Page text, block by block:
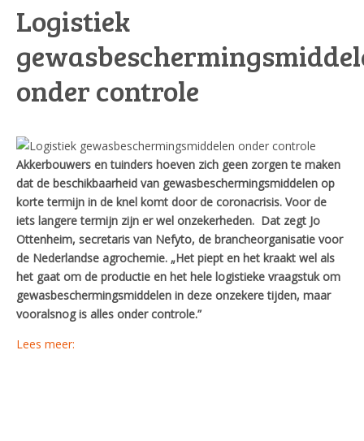
Logistiek
onder controle
Akkerbouwers en tuinders hoeven zich geen zorgen te maken
dat de beschikbaarheid van gewasbeschermingsmiddelen op
korte termijn in de knel komt door de coronacrisis. Voor de
iets langere termijn zijn er wel onzekerheden. Dat zegt Jo
Ottenheim, secretaris van Nefyto, de brancheorganisatie voor
de Nederlandse agrochemie. „Het piept en het kraakt wel als
het gaat om de productie en het hele logistieke vraagstuk om
gewasbeschermingsmiddelen in deze onzekere tijden, maar
vooralsnog is alles onder controle.”
Lees meer: